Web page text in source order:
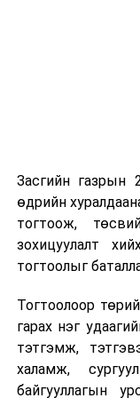
хамт
ын
нарын
өргөн
·
Шинэ хууль
дуудлагын
Мароккогийн
хувь Францын
40–50 мянган
Засгийн газрын
өдрийн
тогтоож,
зохицуулалт
тогтоолыг
Тогтоолоор
гарах нэг
тэтгэмж,
халамж,
байгууллагын